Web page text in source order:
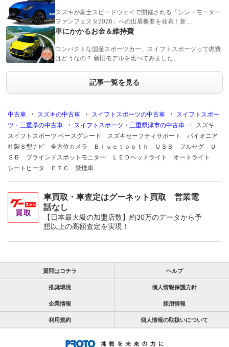
スズキが富士スピードウェイで開催される「シン・モーター
ファンフェスタ2026」への出展概要を発表！新…
車にかかるお金＆維持費
コンパクトな国産スポーツカー、スイフトスポーツって燃費
はどうなの？ 新旧モデルを比べてみました。
記事一覧を見る
中古車 スズキの中古車 スイフトスポーツの中古車
スイフトスポー
ツ・三重県の中古車
スイフトスポーツ・三重県津市の中古車
スズキ
スイフトスポーツ ベースグレード スズキセーフティサポート パイオニア
社製８型ナビ 全方位カメラ Ｂｌｕｅｔｏｏｔｈ ＵＳＢ フルセグ Ｕ
ＳＢ ブラインドスポットモニター ＬＥＤヘッドライト オートライト
シートヒータ ＥＴＣ 禁煙車
車買取・車査定はグーネット買取 営業電
話なし
【日本最大級の加盟店数】約30万のデータから予
想以上の高額査定を実現！
質問はコチラ ヘルプ
推奨環境 個人情報保護方針
企業情報 採用情報
利用規約 個人情報の取扱いについて